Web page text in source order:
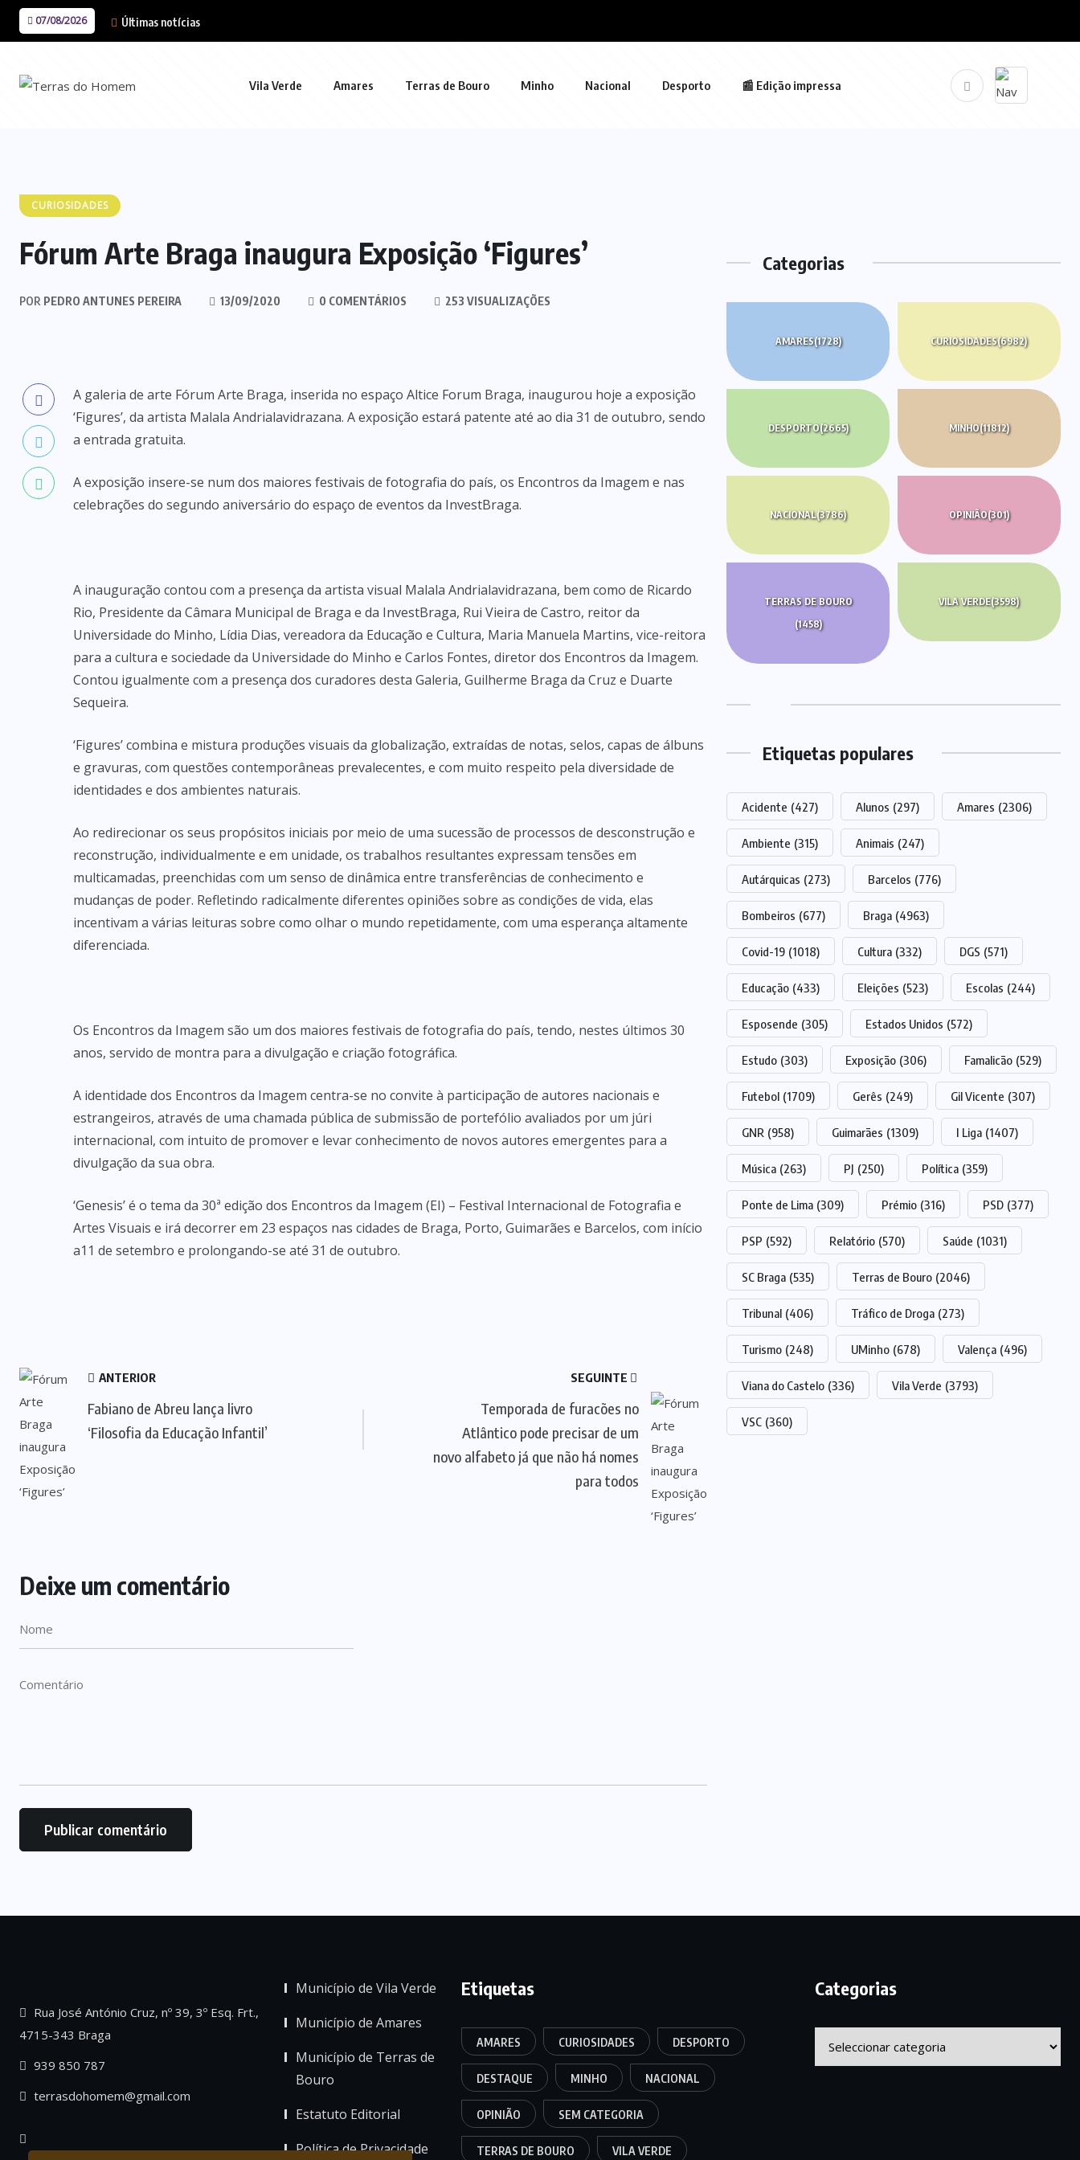
07/08/2026 Últimas notícias
Vila Verde Amares Terras de Bouro Minho Nacional Desporto 📰 Edição impressa
CURIOSIDADES
Fórum Arte Braga inaugura Exposição ‘Figures’
POR PEDRO ANTUNES PEREIRA 13/09/2020 0 COMENTÁRIOS 253 VISUALIZAÇÕES
A galeria de arte Fórum Arte Braga, inserida no espaço Altice Forum Braga, inaugurou hoje a exposição
‘Figures’, da artista Malala Andrialavidrazana. A exposição estará patente até ao dia 31 de outubro, sendo
a entrada gratuita.
A exposição insere-se num dos maiores festivais de fotografia do país, os Encontros da Imagem e nas
celebrações do segundo aniversário do espaço de eventos da InvestBraga.
A inauguração contou com a presença da artista visual Malala Andrialavidrazana, bem como de Ricardo
Rio, Presidente da Câmara Municipal de Braga e da InvestBraga, Rui Vieira de Castro, reitor da
Universidade do Minho, Lídia Dias, vereadora da Educação e Cultura, Maria Manuela Martins, vice-reitora
para a cultura e sociedade da Universidade do Minho e Carlos Fontes, diretor dos Encontros da Imagem.
Contou igualmente com a presença dos curadores desta Galeria, Guilherme Braga da Cruz e Duarte
Sequeira.
‘Figures’ combina e mistura produções visuais da globalização, extraídas de notas, selos, capas de álbuns
e gravuras, com questões contemporâneas prevalecentes, e com muito respeito pela diversidade de
identidades e dos ambientes naturais.
Ao redirecionar os seus propósitos iniciais por meio de uma sucessão de processos de desconstrução e
reconstrução, individualmente e em unidade, os trabalhos resultantes expressam tensões em
multicamadas, preenchidas com um senso de dinâmica entre transferências de conhecimento e
mudanças de poder. Refletindo radicalmente diferentes opiniões sobre as condições de vida, elas
incentivam a várias leituras sobre como olhar o mundo repetidamente, com uma esperança altamente
diferenciada.
Os Encontros da Imagem são um dos maiores festivais de fotografia do país, tendo, nestes últimos 30
anos, servido de montra para a divulgação e criação fotográfica.
A identidade dos Encontros da Imagem centra-se no convite à participação de autores nacionais e
estrangeiros, através de uma chamada pública de submissão de portefólio avaliados por um júri
internacional, com intuito de promover e levar conhecimento de novos autores emergentes para a
divulgação da sua obra.
‘Genesis’ é o tema da 30ª edição dos Encontros da Imagem (EI) – Festival Internacional de Fotografia e
Artes Visuais e irá decorrer em 23 espaços nas cidades de Braga, Porto, Guimarães e Barcelos, com início
a11 de setembro e prolongando-se até 31 de outubro.
ANTERIOR
Fabiano de Abreu lança livro
‘Filosofia da Educação Infantil’
SEGUINTE
Temporada de furacões no
Atlântico pode precisar de um
novo alfabeto já que não há nomes
para todos
Deixe um comentário
Categorias
AMARES(1728) CURIOSIDADES(6982)
DESPORTO(2665) MINHO(11812)
NACIONAL(3786) OPINIÃO(301)
TERRAS DE BOURO
(1458)
VILA VERDE(3598)
Etiquetas populares
Acidente (427) Alunos (297) Amares (2306)
Ambiente (315) Animais (247)
Autárquicas (273) Barcelos (776)
Bombeiros (677) Braga (4963)
Covid-19 (1018) Cultura (332) DGS (571)
Educação (433) Eleições (523) Escolas (244)
Esposende (305) Estados Unidos (572)
Estudo (303) Exposição (306) Famalicão (529)
Futebol (1709) Gerês (249) Gil Vicente (307)
GNR (958) Guimarães (1309) I Liga (1407)
Música (263) PJ (250) Política (359)
Ponte de Lima (309) Prémio (316) PSD (377)
PSP (592) Relatório (570) Saúde (1031)
SC Braga (535) Terras de Bouro (2046)
Tribunal (406) Tráfico de Droga (273)
Turismo (248) UMinho (678) Valença (496)
Viana do Castelo (336) Vila Verde (3793)
VSC (360)
Rua José António Cruz, nº 39, 3º Esq. Frt.,
4715-343 Braga
939 850 787
terrasdohomem@gmail.com
Município de Vila Verde
Município de Amares
Município de Terras de
Bouro
Estatuto Editorial
Política de Privacidade
Etiquetas
AMARES CURIOSIDADES DESPORTO
DESTAQUE MINHO NACIONAL
OPINIÃO SEM CATEGORIA
TERRAS DE BOURO VILA VERDE
Categorias